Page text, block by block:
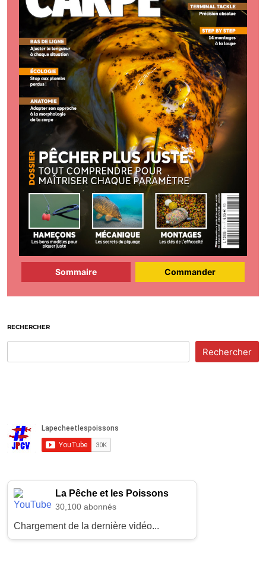
Sommaire Commander
RECHERCHER
Rechercher
La Pêche et les Poissons
30,100 abonnés
Chargement de la dernière vidéo...